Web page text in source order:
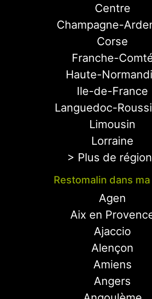
Centre
Champagne-
Corse
Franche-
Haute-
Ile-de-France
Languedoc-
Limousin
Lorraine
> Plus de
Restomalin dans
Agen
Aix en
Ajaccio
Alençon
Amiens
Angers